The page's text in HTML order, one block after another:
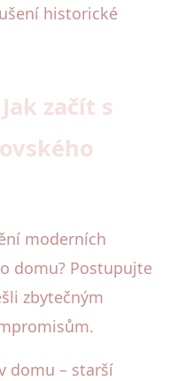
historické
začít s
moderních
domu? Postupujte
zbytečným
domu – starší